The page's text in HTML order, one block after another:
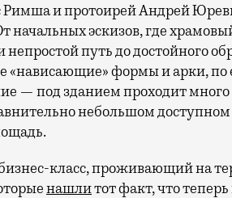
и протоирей Андрей
начальных эскизов, где
путь до достойного
«нависающие» формы и арки, по
— под зданием проходит
небольшом
класс, проживающий на
нашлитот факт, что